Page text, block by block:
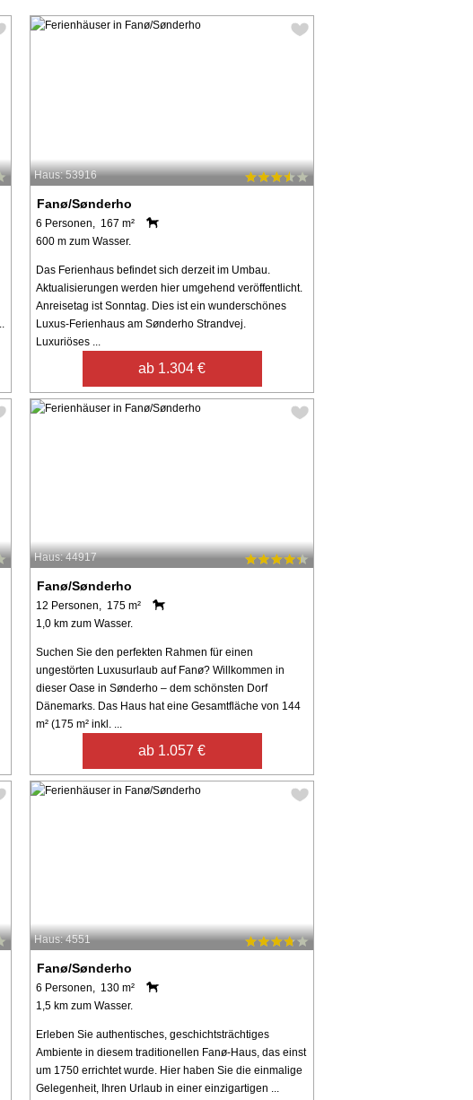
Haus: 53916
Fanø/Sønderho
6 Personen, 167 m²
600 m zum Wasser.
Das Ferienhaus befindet sich derzeit im Umbau.
Aktualisierungen werden hier umgehend veröffentlicht.
Anreisetag ist Sonntag. Dies ist ein wunderschönes
Luxus-Ferienhaus am Sønderho Strandvej.
Luxuriöses ...
ab 1.304 €
Haus: 44917
Fanø/Sønderho
12 Personen, 175 m²
1,0 km zum Wasser.
Suchen Sie den perfekten Rahmen für einen
ungestörten Luxusurlaub auf Fanø? Willkommen in
dieser Oase in Sønderho – dem schönsten Dorf
Dänemarks. Das Haus hat eine Gesamtfläche von 144
m² (175 m² inkl. ...
ab 1.057 €
Haus: 4551
Fanø/Sønderho
6 Personen, 130 m²
1,5 km zum Wasser.
Erleben Sie authentisches, geschichtsträchtiges
Ambiente in diesem traditionellen Fanø-Haus, das einst
um 1750 errichtet wurde. Hier haben Sie die einmalige
Gelegenheit, Ihren Urlaub in einer einzigartigen ...